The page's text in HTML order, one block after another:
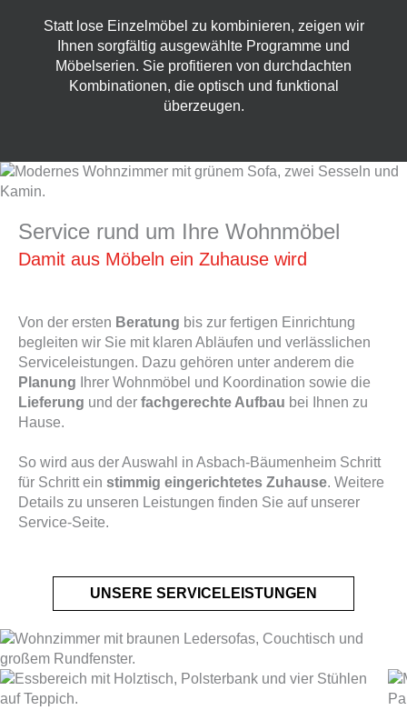
Statt lose Einzelmöbel zu kombinieren, zeigen wir
Ihnen sorgfältig ausgewählte Programme und
Möbelserien. Sie profitieren von durchdachten
Kombinationen, die optisch und funktional
überzeugen.
Service rund um Ihre Wohnmöbel
Damit aus Möbeln ein Zuhause wird
Von der ersten Beratung bis zur fertigen Einrichtung
begleiten wir Sie mit klaren Abläufen und verlässlichen
Serviceleistungen. Dazu gehören unter anderem die
Planung Ihrer Wohnmöbel und Koordination sowie die
Lieferung und der fachgerechte Aufbau bei Ihnen zu
Hause.
So wird aus der Auswahl in Asbach-Bäumenheim Schritt
für Schritt ein stimmig eingerichtetes Zuhause. Weitere
Details zu unseren Leistungen finden Sie auf unserer
Service-Seite.
UNSERE SERVICELEISTUNGEN